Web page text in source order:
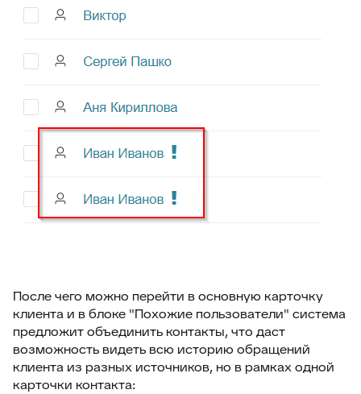
После чего можно перейти в основную карточку
клиента и в блоке "Похожие пользователи" система
предложит объединить контакты, что даст
возможность видеть всю историю обращений
клиента из разных источников, но в рамках одной
карточки контакта: